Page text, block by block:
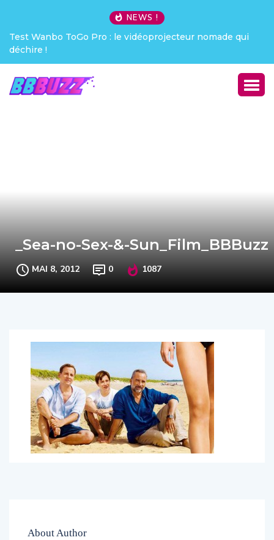
NEWS !
Test Wanbo ToGo Pro : le vidéoprojecteur nomade qui
déchire !
_Sea-no-Sex-&-Sun_Film_BBBuzz
MAI 8, 2012 0 1087
About Author